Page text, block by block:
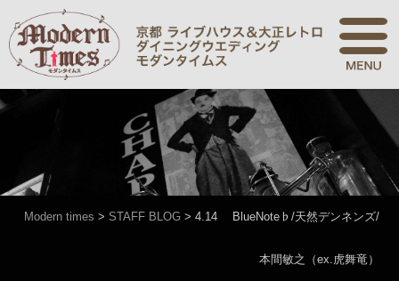
Modern times > STAFF BLOG > 4.14 BlueNote♭/天然デンネンズ/
本間敏之（ex.虎舞竜）